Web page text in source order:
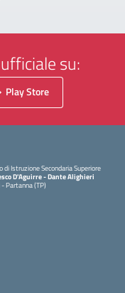
su:
Play Store
Istruzione Secondaria Superiore
D'Aguirre - Dante Alighieri
Partanna (TP)